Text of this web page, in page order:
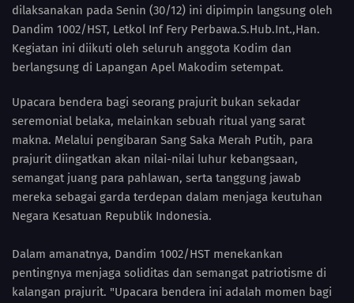
dilaksanakan pada Senin (30/12) ini dipimpin langsung oleh
Dandim 1002/HST, Letkol Inf Fery Perbawa.S.Hub.Int.,Han.
Kegiatan ini diikuti oleh seluruh anggota Kodim dan
berlangsung di Lapangan Apel Makodim setempat.
Upacara bendera bagi seorang prajurit bukan sekadar
seremonial belaka, melainkan sebuah ritual yang sarat
makna. Melalui pengibaran Sang Saka Merah Putih, para
prajurit diingatkan akan nilai-nilai luhur kebangsaan,
semangat juang para pahlawan, serta tanggung jawab
mereka sebagai garda terdepan dalam menjaga keutuhan
Negara Kesatuan Republik Indonesia.
Dalam amanatnya, Dandim 1002/HST menekankan
pentingnya menjaga soliditas dan semangat patriotisme di
kalangan prajurit. "Upacara bendera ini adalah momen bagi